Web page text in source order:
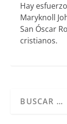
Hay
Maryknoll
San Óscar
cristianos.